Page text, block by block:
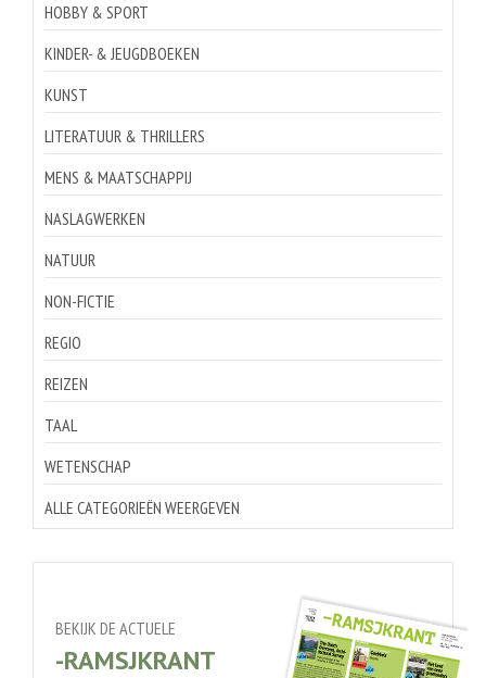
HOBBY & SPORT
KINDER- & JEUGDBOEKEN
KUNST
LITERATUUR & THRILLERS
MENS & MAATSCHAPPIJ
NASLAGWERKEN
NATUUR
NON-FICTIE
REGIO
REIZEN
TAAL
WETENSCHAP
ALLE CATEGORIEËN WEERGEVEN
BEKIJK DE ACTUELE
-RAMSJKRANT